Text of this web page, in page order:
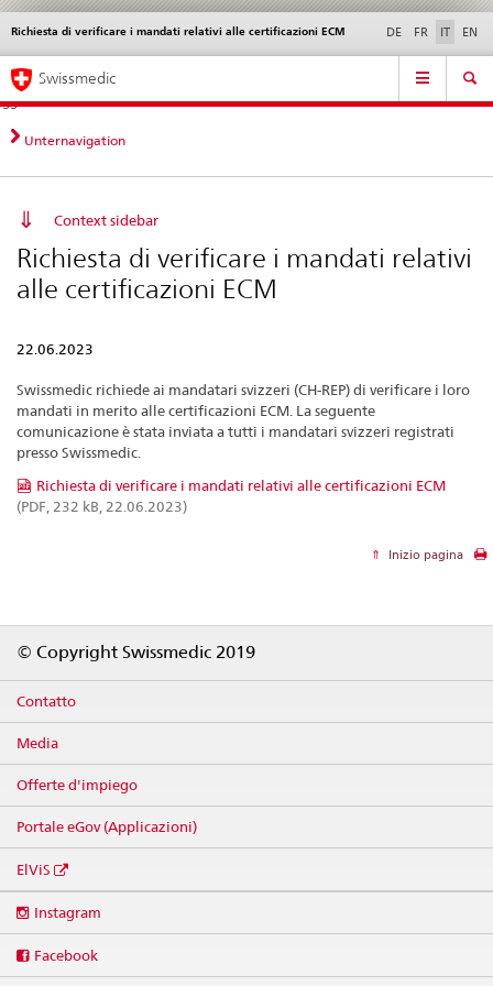
Navigazione
diretta:
novità,
aspetti
contatto
Novità &
norme
Contatto | Supporto &
aiuto
Richiesta di verificare i mandati relativi alle certificazioni ECM DE FR IT EN
Service
Navigation
Swissmedic
Unternavigation
Context sidebar
Richiesta di verificare i mandati relativi
alle certificazioni ECM
22.06.2023
Swissmedic richiede ai mandatari svizzeri (CH-REP) di verificare i loro
mandati in merito alle certificazioni ECM. La seguente
comunicazione è stata inviata a tutti i mandatari svizzeri registrati
presso Swissmedic.
Richiesta di verificare i mandati relativi alle certificazioni ECM
(PDF, 232 kB, 22.06.2023)
Inizio pagina
© Copyright Swissmedic 2019
Contatto
Media
Offerte d'impiego
Portale eGov (Applicazioni)
ElViS
media
Instagram
Facebook